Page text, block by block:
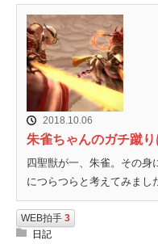
2018.10.06
朱雀ちゃんのガチ蹴り
四聖獣が一、朱雀。その身
につらつらと考えてみまし
WEB拍手 3
日記